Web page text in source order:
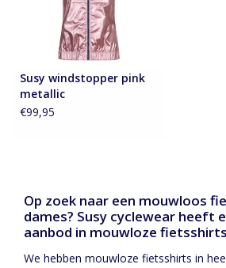
Susy windstopper pink
metallic
€99,95
Op zoek naar een mouwloos
dames? Susy cyclewear heeft
aanbod in mouwloze
We hebben mouwloze fietsshirts in